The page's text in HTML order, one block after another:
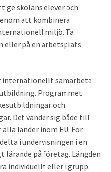
ge skolans elever och
att kombinera
miljö. Ta
eller på en arbetsplats
internationellt samarbete
Programmet
och
Det vänder sig både till
länder inom EU. För
i undervisningen i en
på företag. Längden
individuellt eller i grupp.